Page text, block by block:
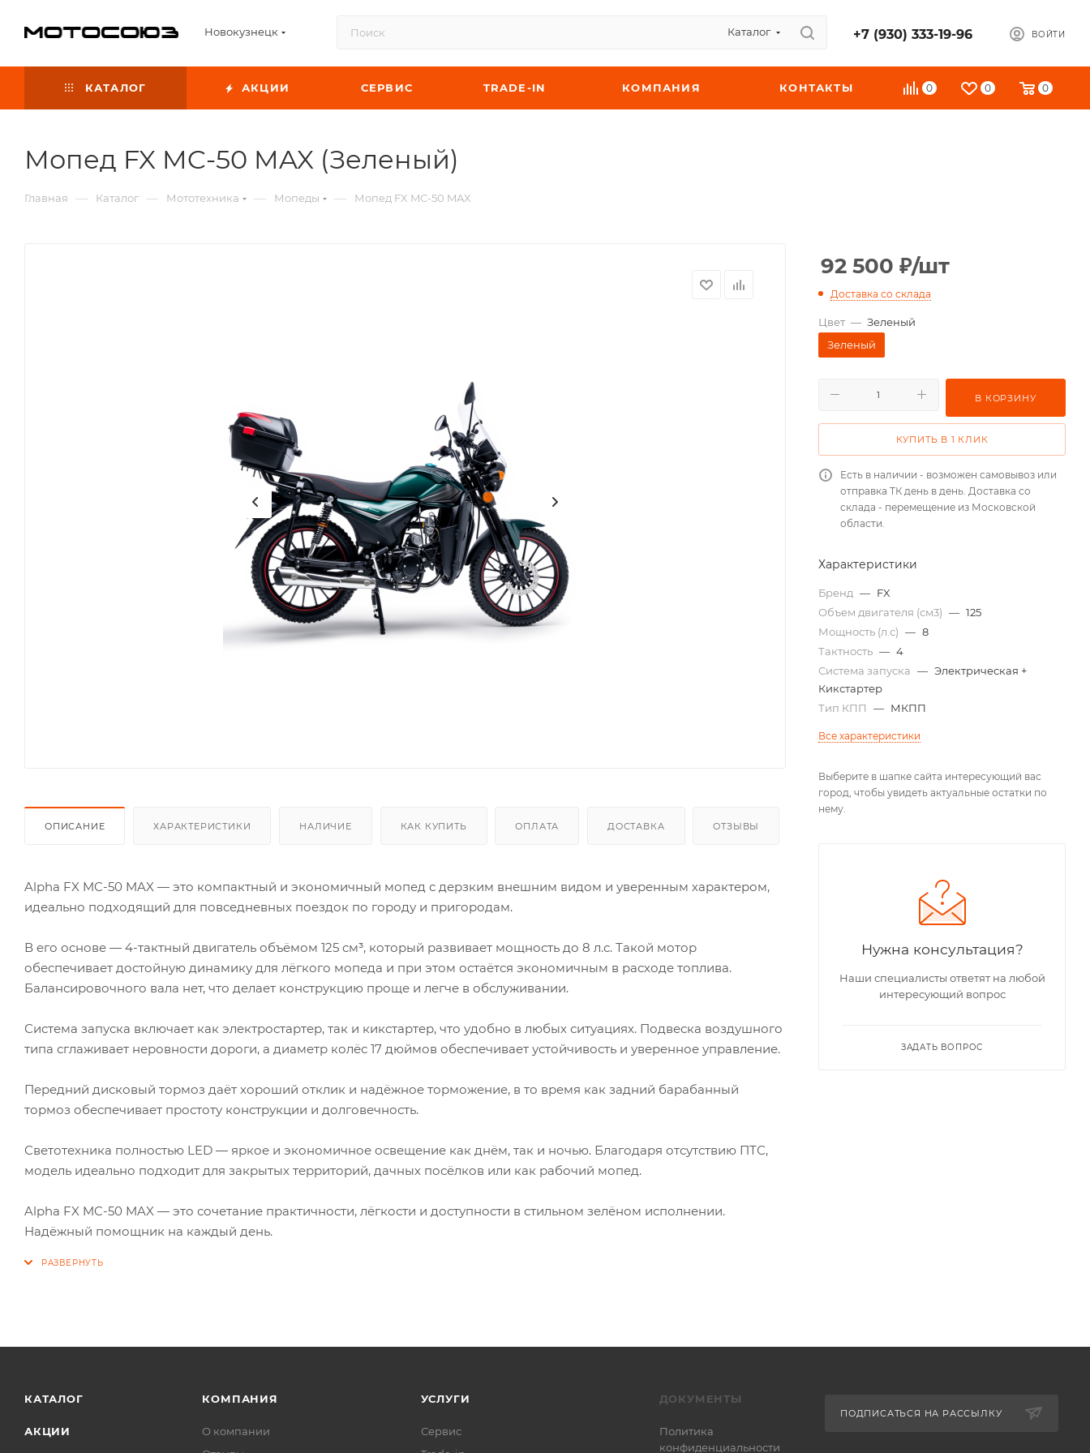
Новокузнецк Каталог +7 (930) 333-19-96 ВОЙТИ
0 0 0
КАТАЛОГ АКЦИИ СЕРВИС TRADE-IN КОМПАНИЯ КОНТАКТЫ
Мопед FX MC-50 MAX (Зеленый)
Главная — Каталог — Мототехника — Мопеды — Мопед FX MC-50 MAX
ОПИСАНИЕ ХАРАКТЕРИСТИКИ НАЛИЧИЕ КАК КУПИТЬ ОПЛАТА ДОСТАВКА ОТЗЫВЫ
Alpha FX MC-50 MAX — это компактный и экономичный мопед с дерзким внешним видом и уверенным характером,
идеально подходящий для повседневных поездок по городу и пригородам.
В его основе — 4-тактный двигатель объёмом 125 см³, который развивает мощность до 8 л.с. Такой мотор
обеспечивает достойную динамику для лёгкого мопеда и при этом остаётся экономичным в расходе топлива.
Балансировочного вала нет, что делает конструкцию проще и легче в обслуживании.
Система запуска включает как электростартер, так и кикстартер, что удобно в любых ситуациях. Подвеска воздушного
типа сглаживает неровности дороги, а диаметр колёс 17 дюймов обеспечивает устойчивость и уверенное управление.
Передний дисковый тормоз даёт хороший отклик и надёжное торможение, в то время как задний барабанный
тормоз обеспечивает простоту конструкции и долговечность.
Светотехника полностью LED — яркое и экономичное освещение как днём, так и ночью. Благодаря отсутствию ПТС,
модель идеально подходит для закрытых территорий, дачных посёлков или как рабочий мопед.
Alpha FX MC-50 MAX — это сочетание практичности, лёгкости и доступности в стильном зелёном исполнении.
Надёжный помощник на каждый день.
92 500 ₽/шт
Доставка со склада
Цвет — Зеленый
Зеленый
В КОРЗИНУ
КУПИТЬ В 1 КЛИК
Есть в наличии - возможен самовывоз или
отправка ТК день в день. Доставка со
склада - перемещение из Московской
области.
Характеристики
Бренд — FX
Объем двигателя (см3) — 125
Мощность (л.с) — 8
Тактность — 4
Система запуска — Электрическая +
Кикстартер
Тип КПП
— МКПП
Все характеристики
Выберите в шапке сайта интересующий вас
город, чтобы увидеть актуальные остатки по
нему.
Нужна консультация?
Наши специалисты ответят на любой
интересующий вопрос
ЗАДАТЬ ВОПРОС
КАТАЛОГ
АКЦИИ
КОМПАНИЯ
О компании
УСЛУГИ
Сервис
ДОКУМЕНТЫ
Политика
конфиденциальности
ПОДПИСАТЬСЯ НА РАССЫЛКУ